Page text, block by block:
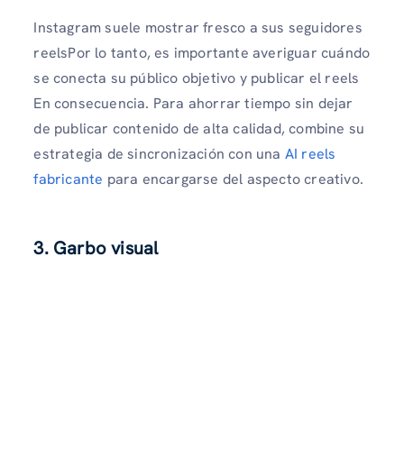
Instagram suele mostrar fresco a sus seguidores
reelsPor lo tanto, es importante averiguar cuándo
se conecta su público objetivo y publicar el reels
En consecuencia. Para ahorrar tiempo sin dejar
de publicar contenido de alta calidad, combine su
estrategia de sincronización con una AI reels
fabricante para encargarse del aspecto creativo.
3. Garbo visual